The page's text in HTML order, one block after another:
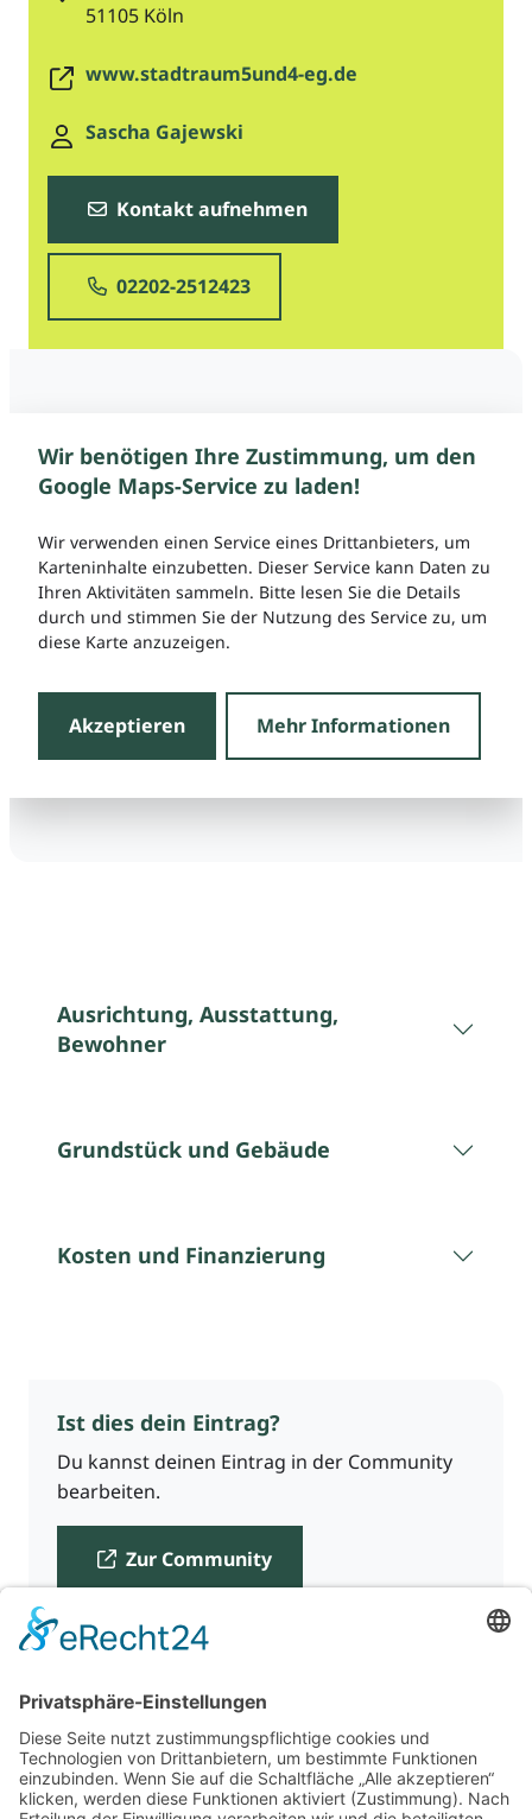
51105 Köln
www.stadtraum5und4-eg.de
Sascha Gajewski
Kontakt aufnehmen
02202-2512423
Wir benötigen Ihre Zustimmung, um den
Google Maps-Service zu laden!
Wir verwenden einen Service eines Drittanbieters, um
Karteninhalte einzubetten. Dieser Service kann Daten zu
Ihren Aktivitäten sammeln. Bitte lesen Sie die Details
durch und stimmen Sie der Nutzung des Service zu, um
diese Karte anzuzeigen.
Akzeptieren Mehr Informationen
Ausrichtung, Ausstattung,
Bewohner
Grundstück und Gebäude
Kosten und Finanzierung
Ist dies dein Eintrag?
Du kannst deinen Eintrag in der Community
bearbeiten.
Zur Community
Für Beratende